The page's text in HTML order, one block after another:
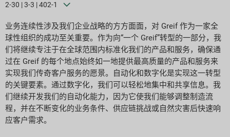
2-30 | 3-3 | 402-1
业务连续性涉及我们企业战略的方方面面，对 Greif 作为一家全
球性组织的成功至关重要。作为向“一个 Greif”转型的一部分，我
们将继续专注于在全球范围内标准化我们的产品和服务，确保通
过在 Greif 的每个地点始终如一地提供最高质量的产品和服务来
实现我们传奇客户服务的愿景。自动化和数字化是实现这一转型
的关键要素。通过数字化，我们可以轻松地集中和共享信息。我
们继续开发我们的自动化能力，因为它使我们能够调整制造流
程，并在不断变化的业务条件、供应链挑战或自然灾害后快速响
应客户需求。